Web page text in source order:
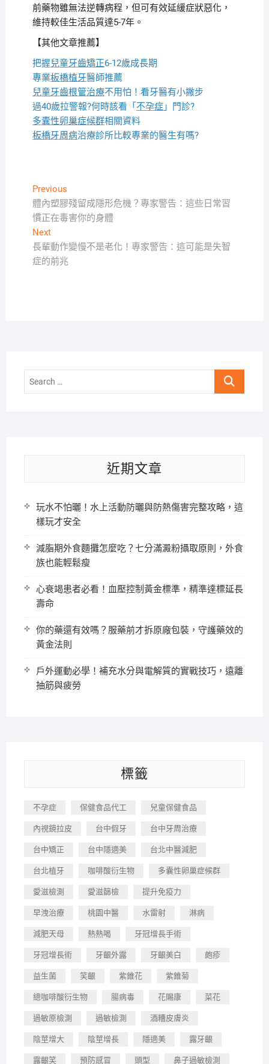
前藥物雖無法逆轉病程，但可有效延緩症狀惡化，
維持較佳生活品質達5-7年。
【其他文章推薦】
把握兒童牙齒矯正6-12歲成長期
專業板橋植牙醫師推薦
兒童牙齒根管治療不用怕！看牙醫有小撇步
過40歲拉警報?何時該看「 不孕症」門診?
多囊性卵巢症候群相關資料
板橋牙周病治療診所比較專業的醫生有嗎?
文
章
導
覽
PreviousPrevious
post:
體內塑膠殘留成隱形危機？專家警告：這些日常習
慣正在毒害你的身體
NextNext
post:
長輩動作變慢不是老化！專家警告：這可能是失智
症的前兆
Search
近期文章
玩水不怕曬！水上活動防曬與防熱傷害完整攻略，這
樣玩才安全
減脂期外食麵攤怎麼吃？七分滿澱粉攝取原則，外食
族也能輕鬆瘦
心衰竭患者必看！血壓控制黃金標準，精準達標延長
壽命
你的藥還有效嗎？服藥前才拆原廠包裝，守護藥效的
黃金法則
戶外運動必學！補充水分與電解質的實戰技巧，遠離
抽筋與疲勞
標籤
不孕症 保健食品代工 兒童保健食品
內視鏡拉皮 台中假牙 台中牙周治療
台中矯正 台中隱適美 台北中醫減肥
台北植牙 咖啡酸衍生物 多囊性卵巢症候群
愛滋檢測 愛滋篩檢 提升免疫力
早洩治療 桃園中醫 水雷射 淋病
減肥天母 熱熱喝 牙冠增長手術
牙冠增長術 牙齦外露 牙齦美白 皰疹
益生菌 笑齦 紫錐花 紫錐菊
總咖啡酸衍生物 腸病毒 花賜康 菜花
過敏原檢測 過敏檢測 酒糟皮膚炎
陰莖增大 陰莖增長 隱適美 露牙齦
露齦笑 預防感冒 頭型 鼻子過敏檢測